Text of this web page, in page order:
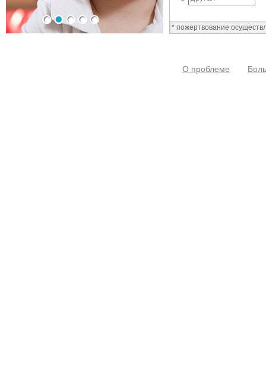
* пожертвование
О проблеме